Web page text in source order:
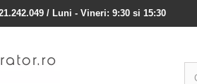
/ Luni - Vineri: 9:30 si 15:30